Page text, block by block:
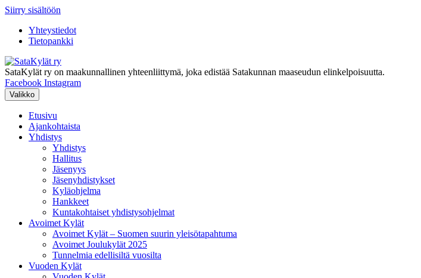
Siirry sisältöön
Yhteystiedot
Tietopankki
SataKylät ry on maakunnallinen yhteenliittymä, joka edistää Satakunnan maaseudun elinkelpoisuutta.
Facebook Instagram
Valikko
Etusivu
Ajankohtaista
Yhdistys
Yhdistys
Hallitus
Jäsenyys
Jäsenyhdistykset
Kyläohjelma
Hankkeet
Kuntakohtaiset yhdistysohjelmat
Avoimet Kylät
Avoimet Kylät – Suomen suurin yleisötapahtuma
Avoimet Joulukylät 2025
Tunnelmia edellisiltä vuosilta
Vuoden Kylät